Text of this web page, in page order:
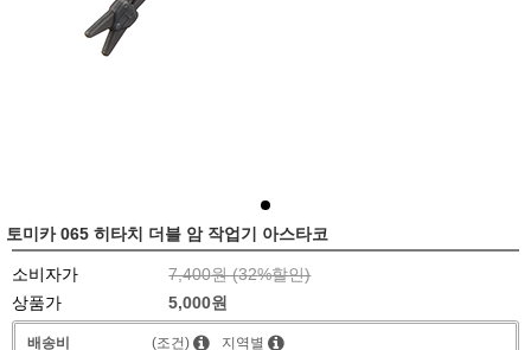
토미카 065 히타치 더블 암 작업기 아스타코
소비자가 7,400원 (32%할인)
상품가
5,000원
배송비 (조건) 지역별